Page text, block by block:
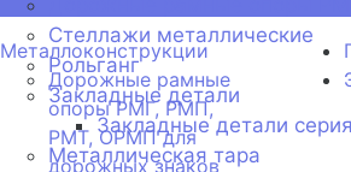
Стеллажи металлические
Рольганг
Закладные детали
Закладные детали
Металлическая тара
Металлоконструкции
Дорожные рамные
опоры РМГ, РМП,
РМТ, ОРМП для
дорожных знаков